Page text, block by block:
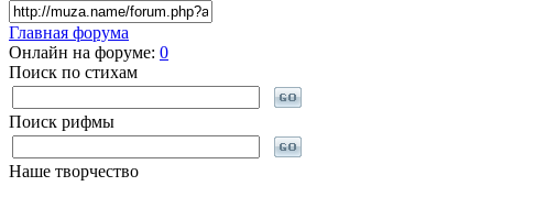
Главная форума
Онлайн на форуме: 0
Поиск по стихам
Поиск рифмы
Наше творчество